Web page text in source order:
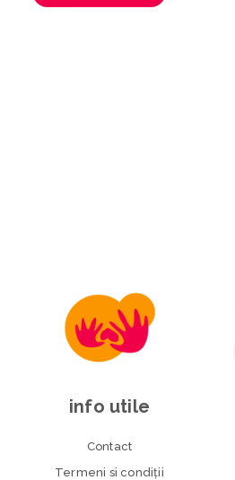
info utile
Contact
Termeni si condiţii